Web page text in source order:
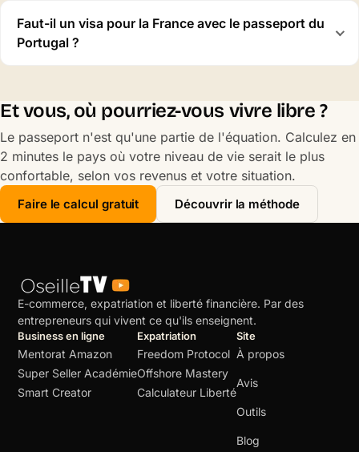
Faut-il un visa pour la France avec le passeport du
Portugal ?
Et vous, où pourriez-vous vivre libre ?
Le passeport n'est qu'une partie de l'équation. Calculez en
2 minutes le pays où votre niveau de vie serait le plus
confortable, selon vos revenus et votre situation.
Faire le calcul gratuit Découvrir la méthode
E-commerce, expatriation et liberté financière. Par des
entrepreneurs qui vivent ce qu'ils enseignent.
Business en ligne
Mentorat Amazon
Super Seller Académie
Smart Creator
Expatriation
Freedom Protocol
Offshore Mastery
Calculateur Liberté
Site
À propos
Avis
Outils
Blog